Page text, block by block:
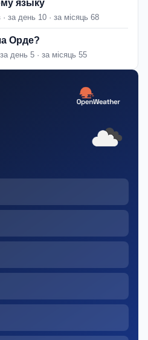
языку
за день 10 · за місяць 68
Орде?
день 5 · за місяць 55